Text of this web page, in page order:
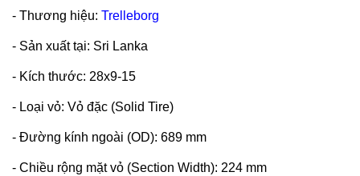
- Thương hiệu: Trelleborg
- Sản xuất tại: Sri Lanka
- Kích thước: 28x9-15
- Loại vỏ: Vỏ đặc (Solid Tire)
- Đường kính ngoài (OD): 689 mm
- Chiều rộng mặt vỏ (Section Width): 224 mm